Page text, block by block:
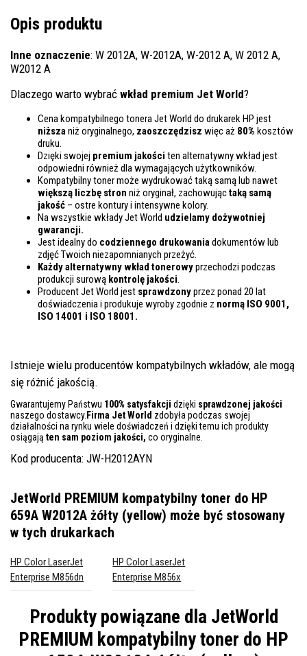
Opis produktu
Inne oznaczenie: W 2012A, W-2012A, W-2012 A, W 2012 A,
W2012 A
Dlaczego warto wybrać wkład premium Jet World?
Cena kompatybilnego tonera Jet World do drukarek HP jest
niższaniż oryginalnego, zaoszczędzisz więc aż 80% kosztów
druku.
Dzięki swojej premium jakości ten alternatywny wkład jest
odpowiedni również dla wymagających użytkowników.
Kompatybilny toner może wydrukować taką samą lub nawet
większą liczbę stron niż oryginał, zachowująctaką samą
jakość – ostre kontury i intensywne kolory.
Na wszystkie wkłady Jet World udzielamy dożywotniej
gwarancji.
Jest idealny do codziennego drukowaniadokumentów lub
zdjęć Twoich niezapomnianych przeżyć.
Każdy alternatywny wkład tonerowyprzechodzi podczas
produkcji surową kontrolę jakości.
Producent Jet World jest sprawdzonyprzez ponad 20 lat
doświadczenia i produkuje wyroby zgodnie z normą ISO 9001,
ISO 14001 i ISO 18001.
Istnieje wielu producentów kompatybilnych wkładów, ale mogą
się różnić jakością.
Gwarantujemy Państwu 100% satysfakcji dzięki sprawdzonej jakości
naszego dostawcy. Firma Jet World zdobyła podczas swojej
działalności na rynku wiele doświadczeń i dzięki temu ich produkty
osiągają ten sam poziom jakości, co oryginalne.
Kod producenta: JW-H2012AYN
JetWorld PREMIUM kompatybilny toner do HP
659A W2012A żółty (yellow) może być stosowany
w tych drukarkach
HP Color LaserJet
Enterprise M856dn
HP Color LaserJet
Enterprise M856x
Produkty powiązane dla JetWorld
PREMIUM kompatybilny toner do HP